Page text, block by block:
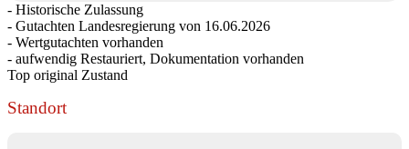
- Historische Zulassung
- Gutachten Landesregierung von 16.06.2026
- Wertgutachten vorhanden
- aufwendig Restauriert, Dokumentation vorhanden
Top original Zustand
Standort